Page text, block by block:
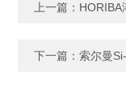
上一篇： HORIBA
下一篇： 索尔曼